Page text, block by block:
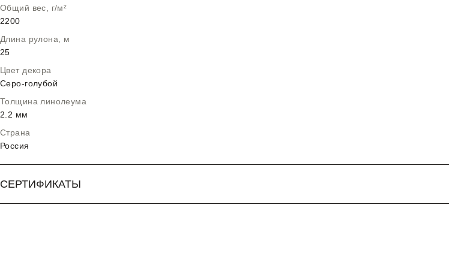
Общий вес, г/м²
2200
Длина рулона, м
25
Цвет декора
Серо-голубой
Толщина линолеума
2.2 мм
Страна
Россия
СЕРТИФИКАТЫ